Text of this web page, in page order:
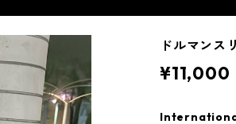
ドルマンス
¥11,000